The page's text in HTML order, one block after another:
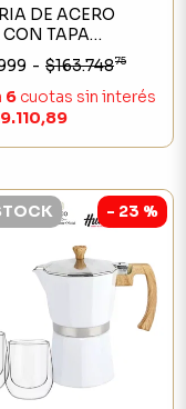
DE ACERO
TAPA
POR 6 PIEZAS
- $163.74875
6 cuotas sin interés
- 23 %